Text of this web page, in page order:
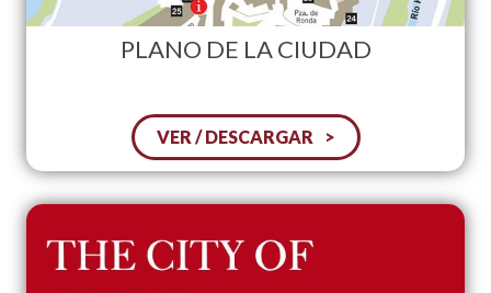
PLANO DE LA CIUDAD
VER / DESCARGAR